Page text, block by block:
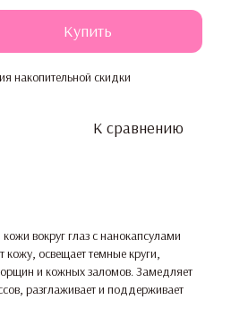
Купить
накопительной скидки
К сравнению
вокруг глаз с нанокапсулами
кожу, освещает темные круги,
и кожных заломов. Замедляет
разглаживает и поддерживает